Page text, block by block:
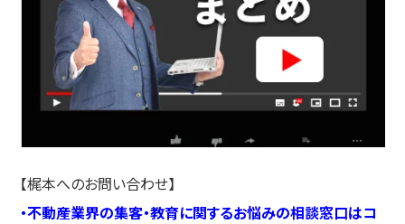
【梶本へのお問い合わせ】
・不動産業界の集客・教育に関するお悩みの相談窓口はコ